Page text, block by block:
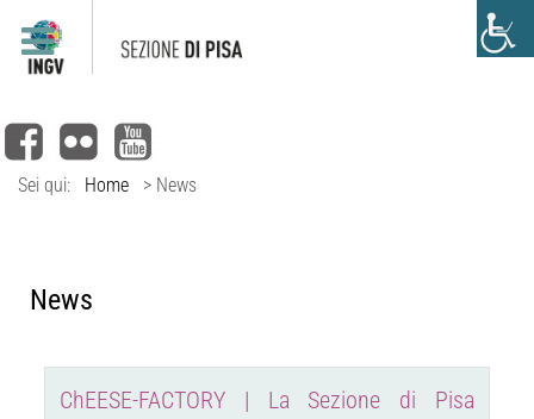
Sei qui: Home > News
News
ChEESE-FACTORY | La Sezione di Pisa